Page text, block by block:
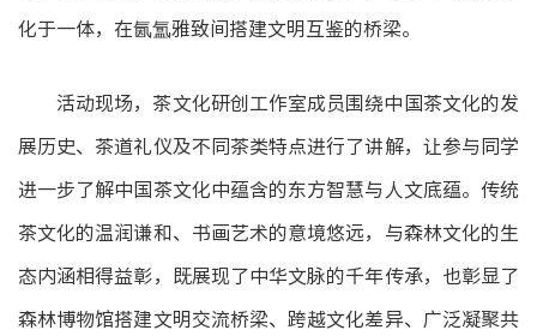
化于一体，在氤氲雅致间搭建文明互鉴的桥梁。
活动现场，茶文化研创工作室成员围绕中国茶文化的发
展历史、茶道礼仪及不同茶类特点进行了讲解，让参与同学
进一步了解中国茶文化中蕴含的东方智慧与人文底蕴。传统
茶文化的温润谦和、书画艺术的意境悠远，与森林文化的生
态内涵相得益彰，既展现了中华文脉的千年传承，也彰显了
森林博物馆搭建文明交流桥梁、跨越文化差异、广泛凝聚共